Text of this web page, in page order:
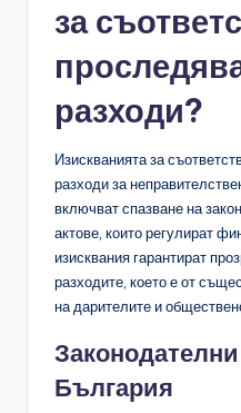
за
разходи?
Изискванията за
разходи за
включват спазване на
актове, които регулират
изисквания гарантират
разходите, което е от
на дарителите и
България